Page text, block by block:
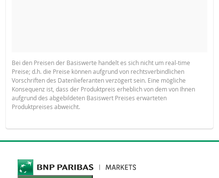
Bei den Preisen der Basiswerte handelt es sich nicht um real-time
Preise; d.h. die Preise können aufgrund von rechtsverbindlichen
Vorschriften des Datenlieferanten verzögert sein. Eine mögliche
Konsequenz ist, dass der Produktpreis erheblich von dem von Ihnen
aufgrund des abgebildeten Basiswert Preises erwarteten
Produktpreises abweicht.